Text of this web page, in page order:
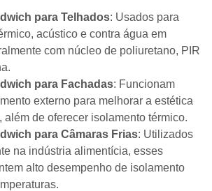
para Telhados: Usados para
acústico e contra água em
com núcleo de poliuretano, PIR
para Fachadas: Funcionam
externo para melhorar a estética
além de oferecer isolamento térmico.
para Câmaras Frias: Utilizados
na indústria alimentícia, esses
alto desempenho de isolamento